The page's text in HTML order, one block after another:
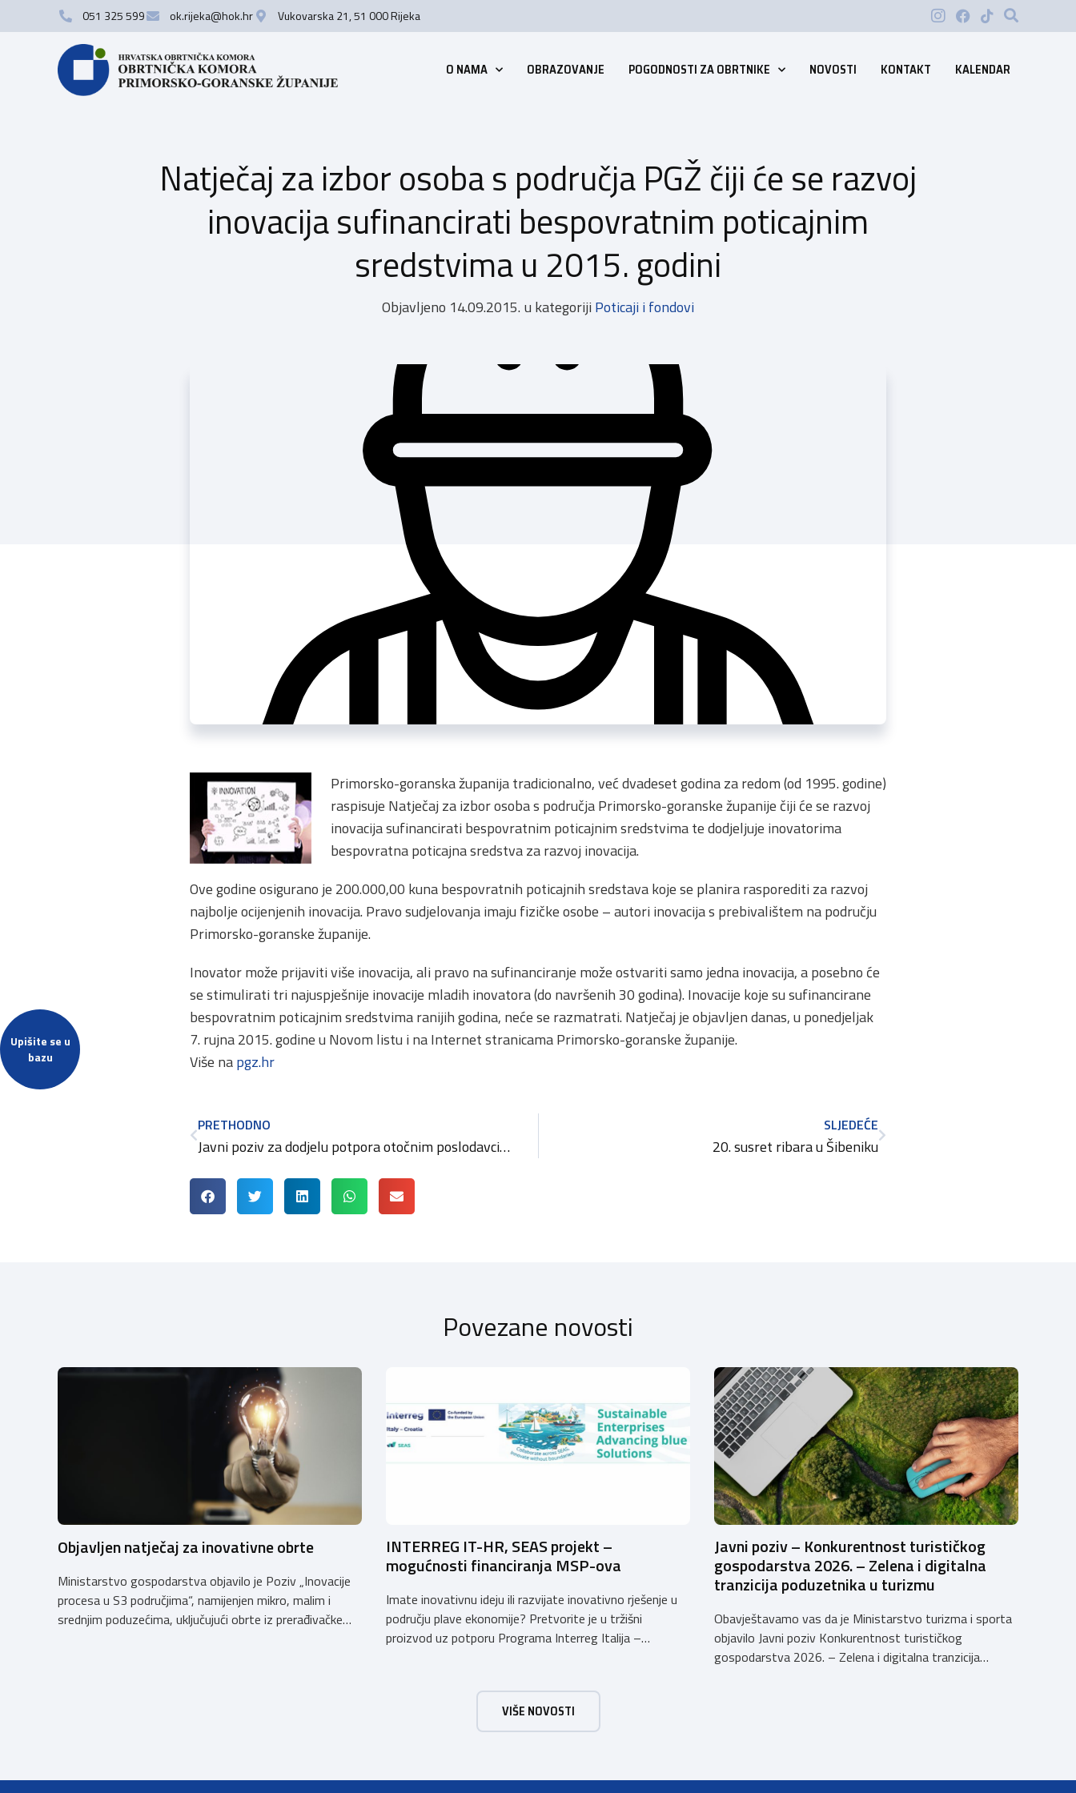
Upišite se u
bazu
051 325 599 ok.rijeka@hok.hr Vukovarska 21, 51 000 Rijeka
O NAMA OBRAZOVANJE POGODNOSTI ZA OBRTNIKE NOVOSTI KONTAKT KALENDAR
Natječaj za izbor osoba s područja PGŽ čiji će se razvoj
inovacija sufinancirati bespovratnim poticajnim
sredstvima u 2015. godini
Objavljeno 14.09.2015. u kategoriji Poticaji i fondovi
Primorsko-goranska županija tradicionalno, već dvadeset godina za redom (od 1995. godine)
raspisuje Natječaj za izbor osoba s područja Primorsko-goranske županije čiji će se razvoj
inovacija sufinancirati bespovratnim poticajnim sredstvima te dodjeljuje inovatorima
bespovratna poticajna sredstva za razvoj inovacija.
Ove godine osigurano je 200.000,00 kuna bespovratnih poticajnih sredstava koje se planira rasporediti za razvoj
najbolje ocijenjenih inovacija. Pravo sudjelovanja imaju fizičke osobe – autori inovacija s prebivalištem na području
Primorsko-goranske županije.
Inovator može prijaviti više inovacija, ali pravo na sufinanciranje može ostvariti samo jedna inovacija, a posebno će
se stimulirati tri najuspješnije inovacije mladih inovatora (do navršenih 30 godina). Inovacije koje su sufinancirane
bespovratnim poticajnim sredstvima ranijih godina, neće se razmatrati. Natječaj je objavljen danas, u ponedjeljak
7. rujna 2015. godine u Novom listu i na Internet stranicama Primorsko-goranske županije.
Više napgz.hr
PRETHODNO
Javni poziv za dodjelu potpora otočnim poslodavcima za očuvanje radnih mjesta
SLJEDEĆE
20. susret ribara u Šibeniku
Povezane novosti
Objavljen natječaj za inovativne obrte
Ministarstvo gospodarstva objavilo je Poziv „Inovacije
procesa u S3 područjima“, namijenjen mikro, malim i
srednjim poduzećima, uključujući obrte iz prerađivačke
INTERREG IT-HR, SEAS projekt –
mogućnosti financiranja MSP-ova
Imate inovativnu ideju ili razvijate inovativno rješenje u
području plave ekonomije? Pretvorite je u tržišni
proizvod uz potporu Programa Interreg Italija –
Advancing Blue Solutions namijenjen je mikro, malim i
srednjim poduzećima iz Hrvatske i Italije koja žele razviti
ili komercijalizirati inovativna […]
Javni poziv – Konkurentnost turističkog
gospodarstva 2026. – Zelena i digitalna
tranzicija poduzetnika u turizmu
Obavještavamo vas da je Ministarstvo turizma i sporta
objavilo Javni poziv Konkurentnost turističkog
gospodarstva 2026. – Zelena i digitalna tranzicija
VIŠE NOVOSTI